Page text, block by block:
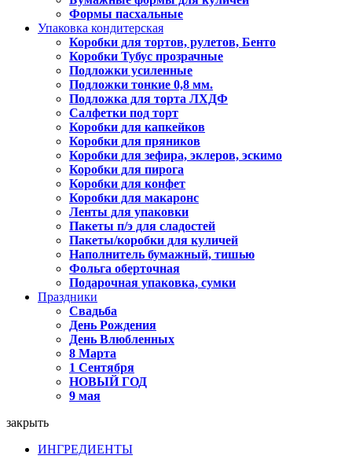
Формы пасхальные
Упаковка кондитерская
Коробки для тортов, рулетов, Бенто
Коробки Тубус прозрачные
Подложки усиленные
Подложки тонкие 0,8 мм.
Подложка для торта ЛХДФ
Салфетки под торт
Коробки для капкейков
Коробки для пряников
Коробки для зефира, эклеров, эскимо
Коробки для пирога
Коробки для конфет
Коробки для макаронс
Ленты для упаковки
Пакеты п/э для сладостей
Пакеты/коробки для куличей
Наполнитель бумажный, тишью
Фольга оберточная
Подарочная упаковка, сумки
Праздники
Свадьба
День Рождения
День Влюбленных
8 Марта
1 Сентября
НОВЫЙ ГОД
9 мая
закрыть
ИНГРЕДИЕНТЫ